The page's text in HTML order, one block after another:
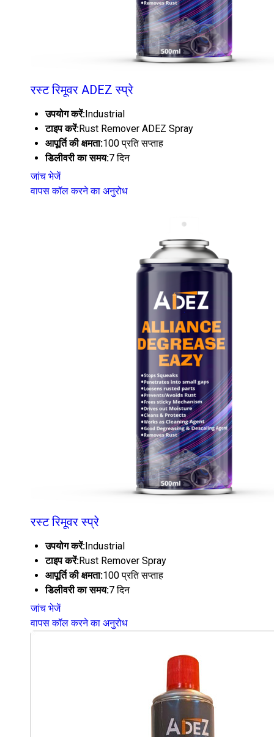
रस्ट रिमूवर ADEZ स्प्रे
उपयोग करें:Industrial
टाइप करें:Rust Remover ADEZ Spray
आपूर्ति की क्षमता:100 प्रति सप्ताह
डिलीवरी का समय:7 दिन
जांच भेजें
वापस कॉल करने का अनुरोध
रस्ट रिमूवर स्प्रे
उपयोग करें:Industrial
टाइप करें:Rust Remover Spray
आपूर्ति की क्षमता:100 प्रति सप्ताह
डिलीवरी का समय:7 दिन
जांच भेजें
वापस कॉल करने का अनुरोध